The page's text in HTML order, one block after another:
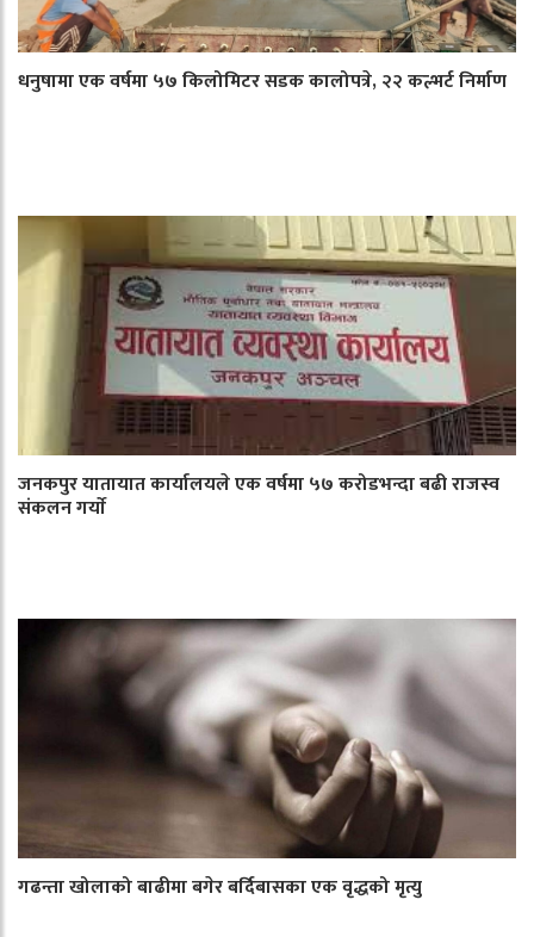
धनुषामा एक वर्षमा ५७ किलोमिटर सडक कालोपत्रे, २२ कल्भर्ट निर्माण
जनकपुर यातायात कार्यालयले एक वर्षमा ५७ करोडभन्दा बढी राजस्व
संकलन गर्याे
गढन्ता खोलाको बाढीमा बगेर बर्दिबासका एक वृद्धको मृत्यु